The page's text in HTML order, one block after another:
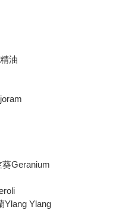
油
Geranium
Ylang Ylang